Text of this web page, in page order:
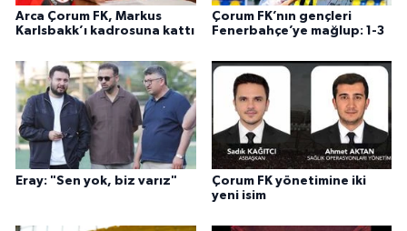
Arca Çorum FK, Markus
Karlsbakk’ı kadrosuna kattı
Çorum FK’nın gençleri
Fenerbahçe’ye mağlup: 1-3
Eray: "Sen yok, biz varız"
Çorum FK yönetimine iki
yeni isim